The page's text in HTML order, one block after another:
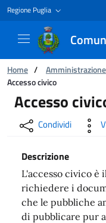
Regione Puglia
Ti trovi in:
Home /
Accesso civico
Accesso civico
Accesso
Condividi
Descrizione
L'accesso civico
richiedere i
che le pubbliche
di pubblicare pur